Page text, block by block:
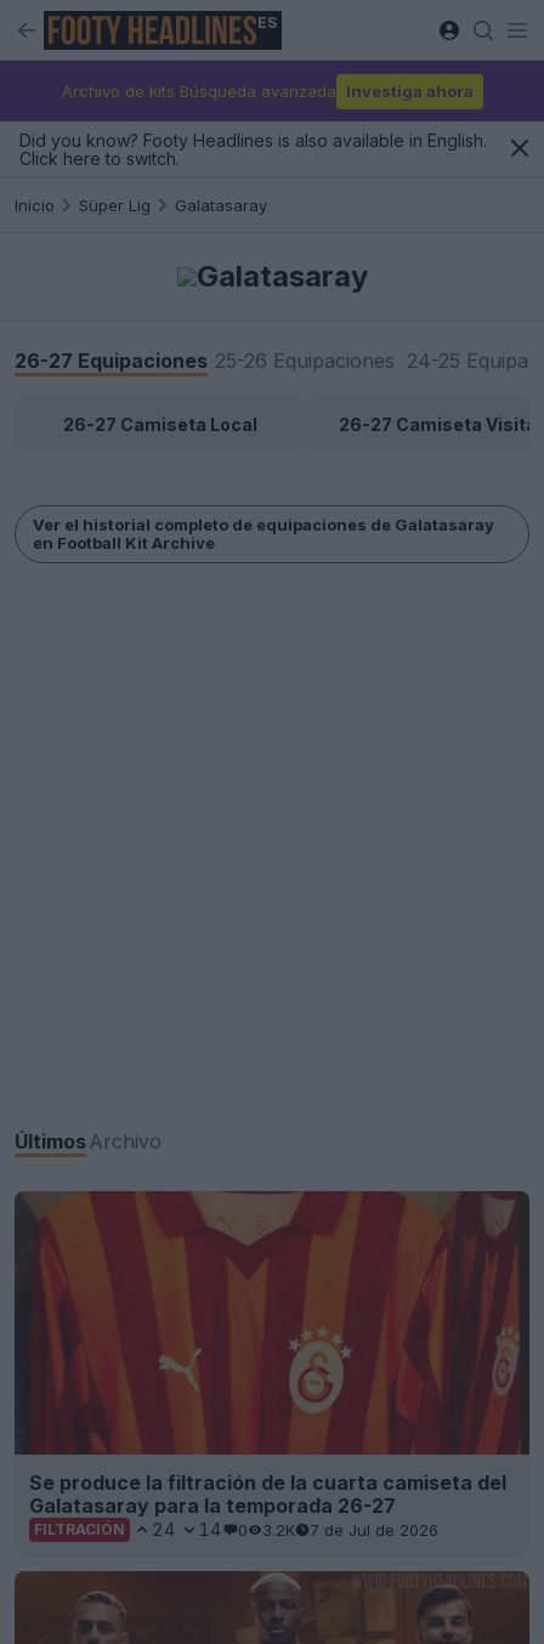
ES
Archivo de kits Búsqueda avanzada Investiga ahora
Did you know? Footy Headlines is also available in English.
Click here to switch.
Inicio Süper Lig Galatasaray
Galatasaray
26-27 Equipaciones 25-26 Equipaciones 24-25
26-27 Camiseta Local 26-27 Camiseta
Ver el historial completo de equipaciones de Galatasaray
en Football Kit Archive
Últimos Archivo
Se produce la filtración de la cuarta camiseta del
Galatasaray para la temporada 26-27
FILTRACIÓN 24 14 0 3.2K 7 de Jul de 2026